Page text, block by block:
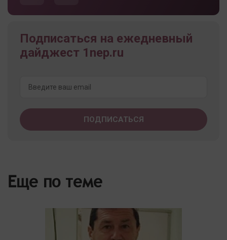
Подписаться на ежедневный
дайджест 1nep.ru
Еще по теме